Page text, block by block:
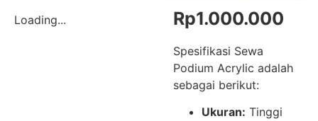
Loading...
Rp1.000.000
Spesifikasi Sewa
Podium Acrylic adalah
sebagai berikut:
Ukuran: Tinggi